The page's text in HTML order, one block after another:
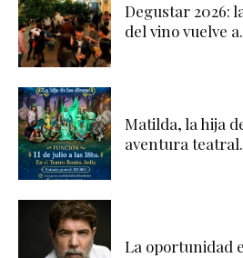
Degustar 2026:
del vino vuelve
Matilda, la hija
aventura
La oportunidad